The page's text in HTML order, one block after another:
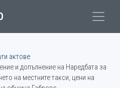
актове
и допълнение на Наредбата за
на местните такси, цени на